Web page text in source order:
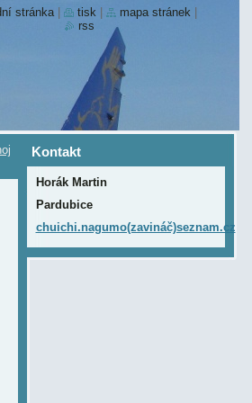
Kontakt
Horák Martin
Pardubice
chuichi.nagumo(zavináč)seznam.cz
stránka tisk mapa stránek
rss